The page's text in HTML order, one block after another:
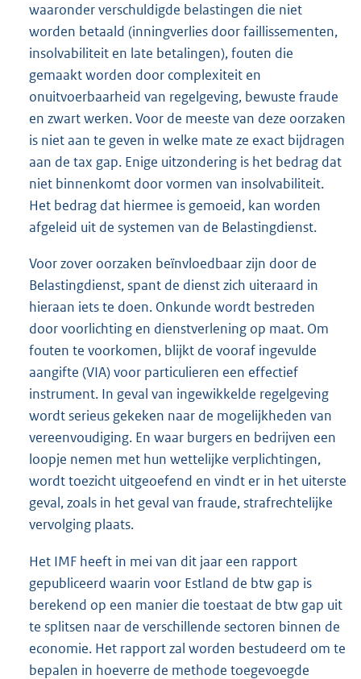
waaronder verschuldigde belastingen die niet
worden betaald (inningverlies door faillissementen,
insolvabiliteit en late betalingen), fouten die
gemaakt worden door complexiteit en
onuitvoerbaarheid van regelgeving, bewuste fraude
en zwart werken. Voor de meeste van deze oorzaken
is niet aan te geven in welke mate ze exact bijdragen
aan de tax gap. Enige uitzondering is het bedrag dat
niet binnenkomt door vormen van insolvabiliteit.
Het bedrag dat hiermee is gemoeid, kan worden
afgeleid uit de systemen van de Belastingdienst.
Voor zover oorzaken beïnvloedbaar zijn door de
Belastingdienst, spant de dienst zich uiteraard in
hieraan iets te doen. Onkunde wordt bestreden
door voorlichting en dienstverlening op maat. Om
fouten te voorkomen, blijkt de vooraf ingevulde
aangifte (VIA) voor particulieren een effectief
instrument. In geval van ingewikkelde regelgeving
wordt serieus gekeken naar de mogelijkheden van
vereenvoudiging. En waar burgers en bedrijven een
loopje nemen met hun wettelijke verplichtingen,
wordt toezicht uitgeoefend en vindt er in het uiterste
geval, zoals in het geval van fraude, strafrechtelijke
vervolging plaats.
Het IMF heeft in mei van dit jaar een rapport
gepubliceerd waarin voor Estland de btw gap is
berekend op een manier die toestaat de btw gap uit
te splitsen naar de verschillende sectoren binnen de
economie. Het rapport zal worden bestudeerd om te
bepalen in hoeverre de methode toegevoegde